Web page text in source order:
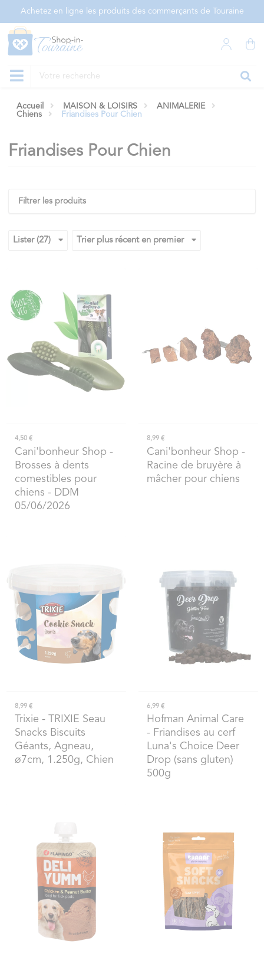
Achetez en ligne les produits des commerçants de Touraine
Accueil MAISON & LOISIRS
ANIMALERIE
Chiens
Friandises Pour Chien
Friandises Pour Chien
Filtrer les produits
Lister (27) Trier plus récent en premier
4,50 €
Cani'bonheur Shop -
Brosses à dents
comestibles pour
chiens - DDM
05/06/2026
8,99 €
Cani'bonheur Shop -
Racine de bruyère à
mâcher pour chiens
8,99 €
Trixie - TRIXIE Seau
Snacks Biscuits
Géants, Agneau,
ø7cm, 1.250g, Chien
6,99 €
Hofman Animal Care
- Friandises au cerf
Luna's Choice Deer
Drop (sans gluten)
500g
Panneau de gestion des cookies